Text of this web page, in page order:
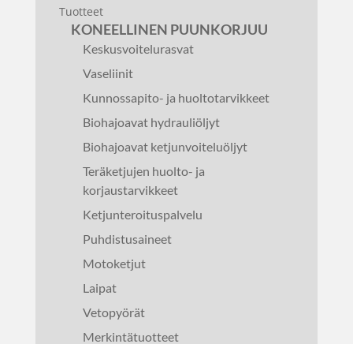
Tuotteet
KONEELLINEN PUUNKORJUU
Keskusvoitelurasvat
Vaseliinit
Kunnossapito- ja huoltotarvikkeet
Biohajoavat hydrauliöljyt
Biohajoavat ketjunvoiteluöljyt
Teräketjujen huolto- ja
korjaustarvikkeet
Ketjunteroituspalvelu
Puhdistusaineet
Motoketjut
Laipat
Vetopyörät
Merkintätuotteet